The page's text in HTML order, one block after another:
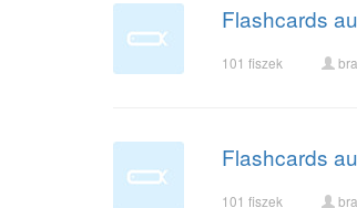
Flashcards
101 fiszek
Flashcards
101 fiszek